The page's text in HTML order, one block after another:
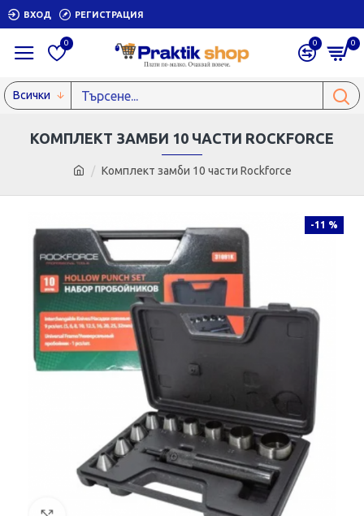
ВХОД РЕГИСТРАЦИЯ
0 0 0
Всички
Комплект замби 10 части Rockforce
КОМПЛЕКТ ЗАМБИ 10 ЧАСТИ ROCKFORCE
-11 %